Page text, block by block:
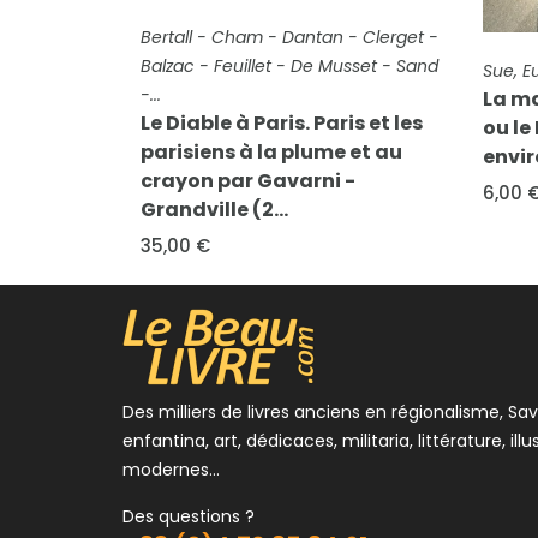
FICHE COMPLÈTE
Bertall - Cham - Dantan - Clerget -
Balzac - Feuillet - De Musset - Sand
-...
Le Diable à Paris. Paris et les
parisiens à la plume et au
crayon par Gavarni -
Grandville (2...
35,00 €
FICHE
Sue,
La
ou le
6,00
Des milliers de livres anciens en régionalisme,
enfantina, art, dédicaces, militaria, littérature,
modernes...
Des questions ?